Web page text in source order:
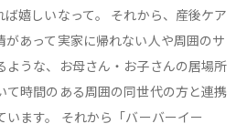
嬉しいなって。 それから、産後ケア
あって実家に帰れない人や周囲のサ
ような、お母さん・お子さんの居場所
て時間のある周囲の同世代の方と連携
います。 それから「バーバーイー